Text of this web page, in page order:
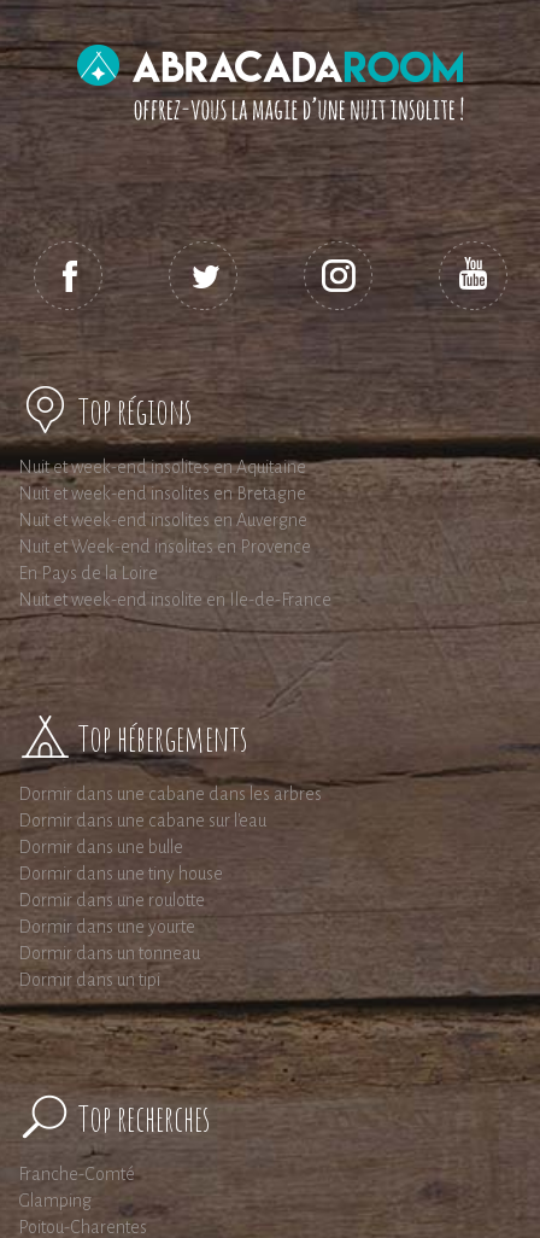
Top régions
Nuit et week-end insolites en Aquitaine
Nuit et week-end insolites en Bretagne
Nuit et week-end insolites en Auvergne
Nuit et Week-end insolites en Provence
En Pays de la Loire
Nuit et week-end insolite en Ile-de-France
Top hébergements
Dormir dans une cabane dans les arbres
Dormir dans une cabane sur l'eau
Dormir dans une bulle
Dormir dans une tiny house
Dormir dans une roulotte
Dormir dans une yourte
Dormir dans un tonneau
Dormir dans un tipi
Top recherches
Franche-Comté
Glamping
Poitou-Charentes